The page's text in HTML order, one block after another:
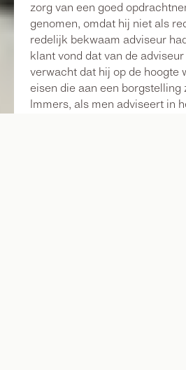
zorg van een goed
genomen, omdat hij niet als
redelijk bekwaam adviseur
klant vond dat van de
verwacht dat hij op de hoogte
eisen die aan een borgstelling
Immers, als men adviseert in